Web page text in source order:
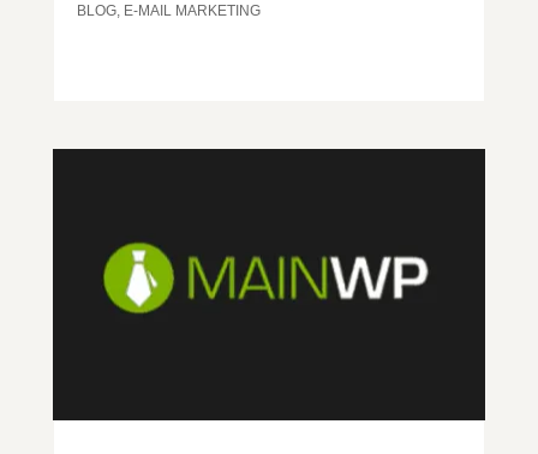
BLOG, E-MAIL MARKETING